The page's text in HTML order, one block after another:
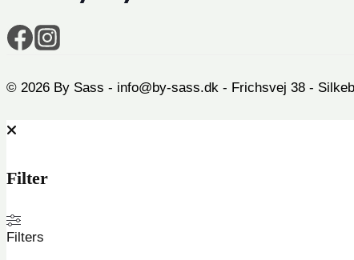
© 2026 By Sass - info@by-sass.dk - Frichsvej 38 -
Filter
Filters